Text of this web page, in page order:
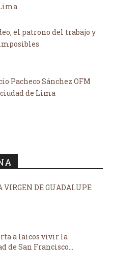
el patrono del trabajo y
Pacheco Sánchez OFM
de Lima
VIRGEN DE GUADALUPE
a laicos vivir la
San Francisco...